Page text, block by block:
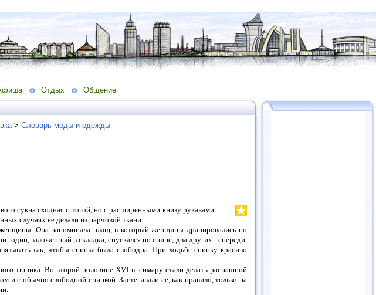
Отдых Общение
> Словарь моды и одежды
сукна сходная с тогой, но с расширенными книзу рукавами.
случаях ее делали из парчовой ткани.
Она напоминала плащ, в который женщины драпировались по
один, заложенный в складки, спускался по спине, два других - спереди.
так, чтобы спинка была свободна. При ходьбе спинку красиво
тюника. Во второй половине XVI в. симару стали делать распашной
и с обычно свободной спинкой. Застегивали ее, как правило, только на